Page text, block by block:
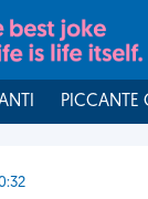
PICCANTE